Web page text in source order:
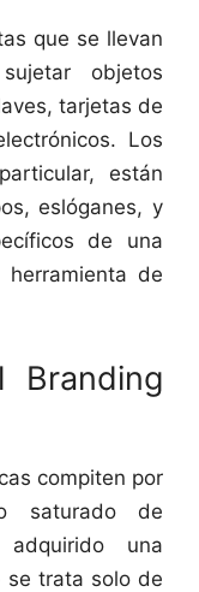
que se llevan
objetos
tarjetas de
Los
están
eslóganes, y
de una
de
Branding
compiten por
saturado de
una
se trata solo de